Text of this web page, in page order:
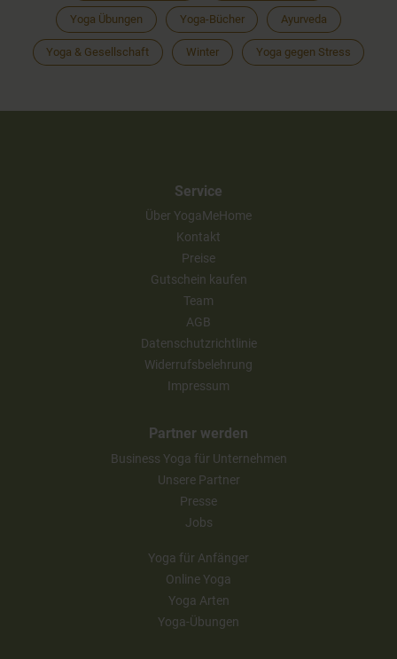
Yoga Übungen Yoga-Bücher Ayurveda
Yoga & Gesellschaft Winter Yoga gegen Stress
Service
Über YogaMeHome
Kontakt
Preise
Gutschein kaufen
Team
AGB
Datenschutzrichtlinie
Widerrufsbelehrung
Impressum
Partner werden
Business Yoga für Unternehmen
Unsere Partner
Presse
Jobs
Yoga für Anfänger
Online Yoga
Yoga Arten
Yoga-Übungen